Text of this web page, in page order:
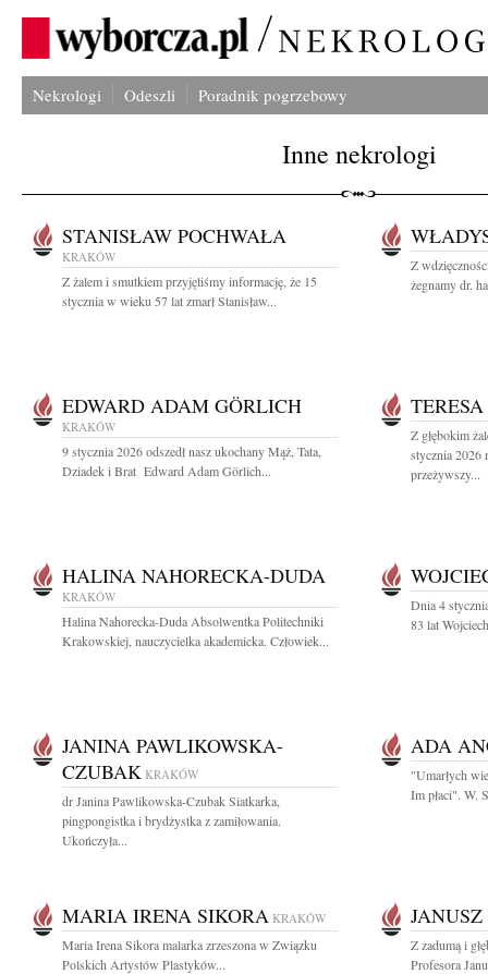
Nekrologi Odeszli Poradnik pogrzebowy
Inne nekrologi
STANISŁAW POCHWAŁA
KRAKÓW
Z żalem i smutkiem przyjęliśmy informację, że 15
stycznia w wieku 57 lat zmarł Stanisław...
Z
żegnamy dr.
EDWARD ADAM GÖRLICH
KRAKÓW
9 stycznia 2026 odszedł nasz ukochany Mąż, Tata,
Dziadek i Brat Edward Adam Görlich...
Z głębokim
stycznia 2026
przeżywszy...
HALINA NAHORECKA-DUDA
KRAKÓW
Halina Nahorecka-Duda Absolwentka Politechniki
Krakowskiej, nauczycielka akademicka. Człowiek...
Dnia 4
83 lat
JANINA PAWLIKOWSKA-
CZUBAK KRAKÓW
dr Janina Pawlikowska-Czubak Siatkarka,
pingpongistka i brydżystka z zamiłowania.
Ukończyła...
ADA
"Umarłych
Im płaci". W.
MARIA IRENA SIKORA KRAKÓW
Maria Irena Sikora malarka zrzeszona w Związku
Polskich Artystów Plastyków...
Z zadumą i
Profesora